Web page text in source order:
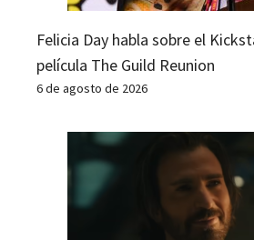
Felicia Day habla sobre el
película The Guild Reunion
6 de agosto de 2026